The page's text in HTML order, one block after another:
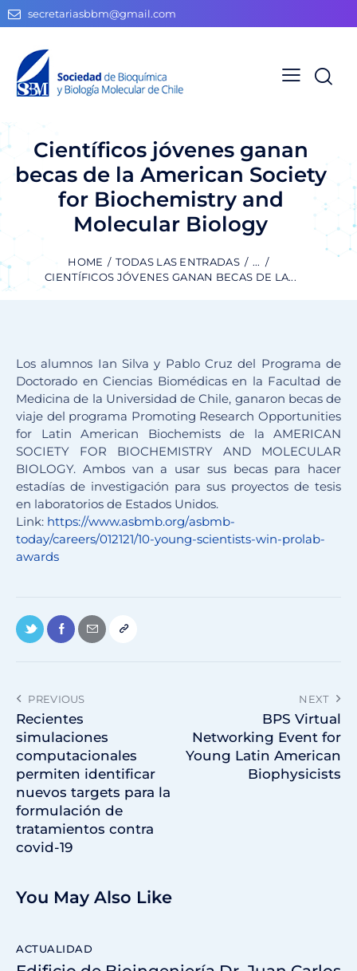
secretariasbbm@gmail.com
Científicos jóvenes ganan
becas de la American Society
for Biochemistry and
Molecular Biology
HOME TODAS LAS ENTRADAS
...
CIENTÍFICOS JÓVENES GANAN BECAS DE LA...
Los alumnos Ian Silva y Pablo Cruz del Programa de
Doctorado en Ciencias Biomédicas en la Facultad de
Medicina de la Universidad de Chile, ganaron becas de
viaje del programa Promoting Research Opportunities
for Latin American Biochemists de la AMERICAN
SOCIETY FOR BIOCHEMISTRY AND MOLECULAR
BIOLOGY. Ambos van a usar sus becas para hacer
estadías de investigación para sus proyectos de tesis
en laboratorios de Estados Unidos.
Link: https://www.asbmb.org/asbmb-
today/careers/012121/10-young-scientists-win-prolab-
awards
PREVIOUS
Recientes
simulaciones
computacionales
permiten identificar
nuevos targets para la
formulación de
tratamientos contra
covid-19
NEXT
BPS Virtual
Networking Event for
Young Latin American
Biophysicists
You May Also Like
ACTUALIDAD